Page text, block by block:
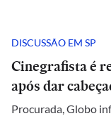
DISCUSSÃO EM SP
Cinegrafista é
após dar
Procurada, Globo